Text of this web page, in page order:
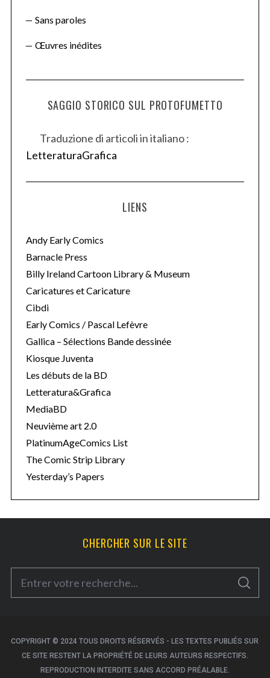
Sans paroles
Œuvres inédites
SAGGIO STORICO SUL PROTOFUMETTO
Traduzione di articoli in italiano :
LetteraturaGrafica
LIENS
Andy Early Comics
Barnacle Press
Billy Ireland Cartoon Library & Museum
Caricatures et Caricature
Cibdi
Early Comics / Pascal Lefèvre
Gallica – Sélections Bande dessinée
Kiosque Juventa
Les débuts de la BD
Letteratura&Grafica
MediaBD
Neuvième art 2.0
PlatinumAgeComics List
The Comic Strip Library
Yesterday’s Papers
CHERCHER SUR LE SITE
c
S
A
COPYRIGHT © 2024 TOUS DROITS RÉSERVÉS - LES TEXTES PUBLIÉS SUR
CE SITE RESTENT LA PROPRIÉTÉ DE LEURS AUTEURS RESPECTIFS.
REPRODUCTION INTERDITE SANS ACCORD PRÉALABLE.